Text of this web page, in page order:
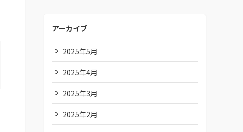
アーカイブ
2025年5月
2025年4月
2025年3月
2025年2月